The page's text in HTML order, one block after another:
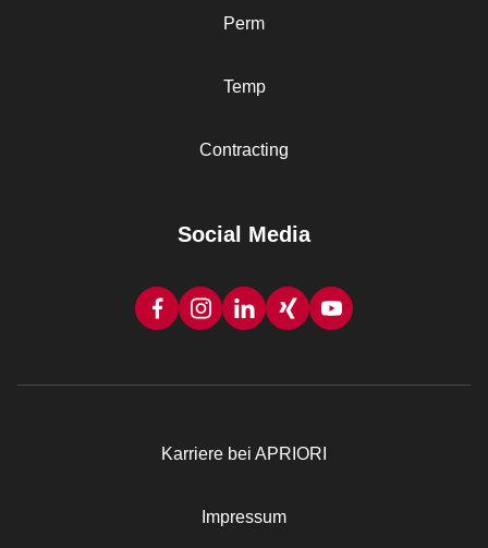
Perm
Temp
Contracting
Social Media
Karriere bei APRIORI
Impressum